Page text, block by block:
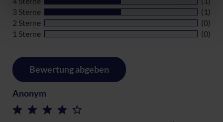
Datenschutzerklärung|Impressum
3 Sterne
(1)
2 Sterne
(0)
1 Sterne
(0)
Bewertung abgeben
Anonym